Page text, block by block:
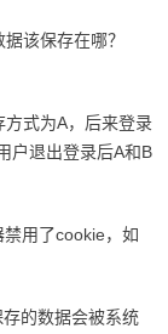
该保存在哪？
式为A，后来登录
户退出登录后A和B
用了cookie，如
的数据会被系统